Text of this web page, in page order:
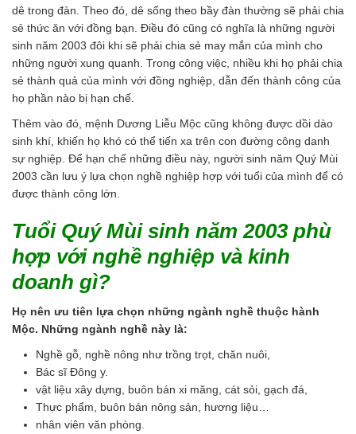
dê trong đàn. Theo đó, dê sống theo bầy đàn thường sẽ phải chia
sẻ thức ăn với đồng bạn. Điều đó cũng có nghĩa là những người
sinh năm 2003 đôi khi sẽ phải chia sẻ may mắn của mình cho
những người xung quanh. Trong công việc, nhiều khi họ phải chia
sẻ thành quả của mình với đồng nghiệp, dẫn đến thành công của
họ phần nào bị hạn chế.
Thêm vào đó, mệnh Dương Liễu Mộc cũng không được dồi dào
sinh khí, khiến họ khó có thể tiến xa trên con đường công danh
sự nghiệp. Để hạn chế những điều này, người sinh năm Quý Mùi
2003 cần lưu ý lựa chọn nghề nghiệp hợp với tuổi của mình để có
được thành công lớn.
Tuổi Quý Mùi sinh năm 2003 phù
hợp với nghề nghiệp và kinh
doanh gì?
Họ nên ưu tiên lựa chọn những ngành nghề thuộc hành
Mộc. Những ngành nghề này là:
Nghề gỗ, nghề nông như trồng trọt, chăn nuôi,
Bác sĩ Đông y.
vật liệu xây dựng, buôn bán xi măng, cát sỏi, gạch đá,
Thực phẩm, buôn bán nông sản, hương liệu…
nhân viên văn phòng.